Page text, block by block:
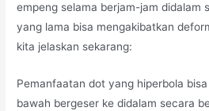
empeng selama berjam-jam didalam
yang lama bisa mengakibatkan
kita jelaskan sekarang:
Pemanfaatan dot yang hiperbola
bawah bergeser ke didalam secara